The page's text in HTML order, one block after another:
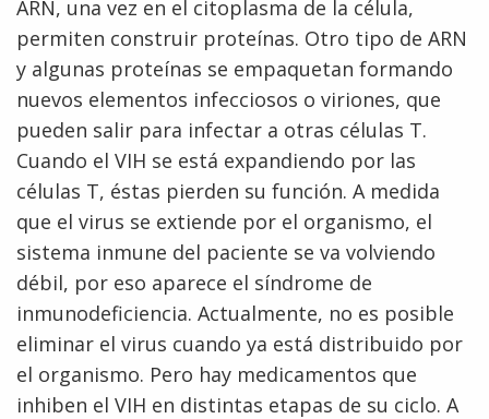
ARN, una vez en el citoplasma de la célula,
permiten construir proteínas. Otro tipo de ARN
y algunas proteínas se empaquetan formando
nuevos elementos infecciosos o viriones, que
pueden salir para infectar a otras células T.
Cuando el VIH se está expandiendo por las
células T, éstas pierden su función. A medida
que el virus se extiende por el organismo, el
sistema inmune del paciente se va volviendo
débil, por eso aparece el síndrome de
inmunodeficiencia. Actualmente, no es posible
eliminar el virus cuando ya está distribuido por
el organismo. Pero hay medicamentos que
inhiben el VIH en distintas etapas de su ciclo. A